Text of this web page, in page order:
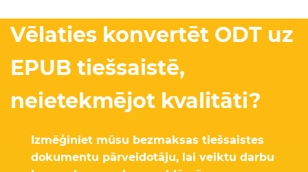
Vēlaties konvertēt ODT uz
EPUB tiešsaistē,
neietekmējot kvalitāti?
Izmēģiniet mūsu bezmaksas tiešsaistes
dokumentu pārveidotāju, lai veiktu darbu